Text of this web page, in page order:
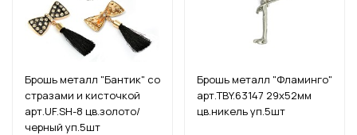
Брошь металл "Бантик" со
стразами и кисточкой
арт.UF.SH-8 цв.золото/
черный уп.5шт
Брошь металл "Фламинго"
арт.TBY.63147 29х52мм
цв.никель уп.5шт